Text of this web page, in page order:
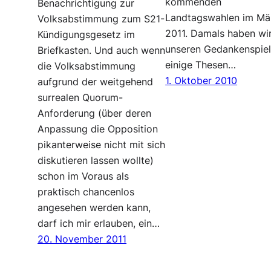
Benachrichtigung zur
Volksabstimmung zum S21-
Kündigungsgesetz im
Briefkasten. Und auch wenn
die Volksabstimmung
aufgrund der weitgehend
surrealen Quorum-
Anforderung (über deren
Anpassung die Opposition
pikanterweise nicht mit sich
diskutieren lassen wollte)
schon im Voraus als
praktisch chancenlos
angesehen werden kann,
darf ich mir erlauben, ein…
20. November 2011
Landtagswahlen im
2011. Damals haben
unseren
einige Thesen…
1. Oktober 2010